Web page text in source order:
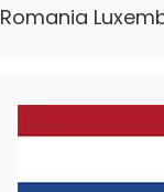
Romania